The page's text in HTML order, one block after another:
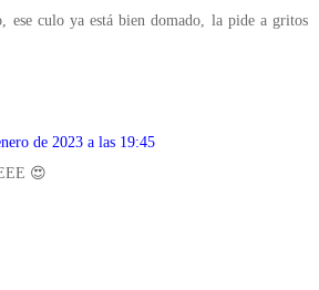
ese culo ya está bien domado, la pide a gritos
de 2023 a las 19:45
😍